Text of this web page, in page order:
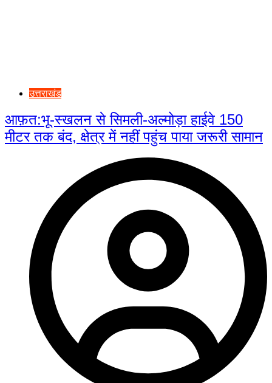
उत्तराखंड
आफ़त:भू-स्खलन से सिमली-अल्मोड़ा हाईवे 150
मीटर तक बंद, क्षेत्र में नहीं पहुंच पाया जरूरी सामान